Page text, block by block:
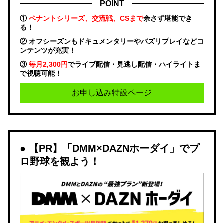
POINT
①ペナントシリーズ、交流戦、CSまで余さず堪能でき
る！
② オフシーズンもドキュメンタリーやバズリプレイなどコ
ンテンツが充実！
③毎月2,300円でライブ配信・見逃し配信・ハイライトま
で視聴可能！
お申し込み特設ページ
【PR】「DMM×DAZNホーダイ」でプ
ロ野球を観よう！